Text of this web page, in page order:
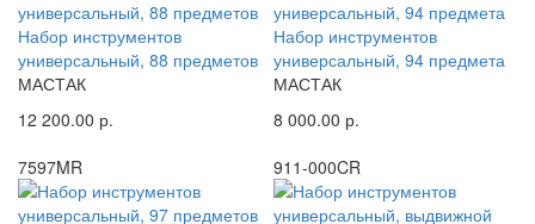
Набор инструментов
универсальный, 88 предметов
МАСТАК
12 200.00 р.
Набор инструментов
универсальный, 94 предмета
МАСТАК
8 000.00 р.
7597MR
911-000CR